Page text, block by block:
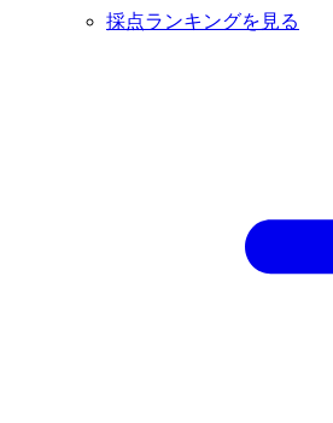
採点ランキングを見る